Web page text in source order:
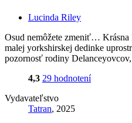
Lucinda Riley
Osud nemôžete zmeniť… Krásna
malej yorkshirskej dedinke
pozornosť rodiny
4,3 29 hodnotení
Vydavateľstvo
Tatran, 2025